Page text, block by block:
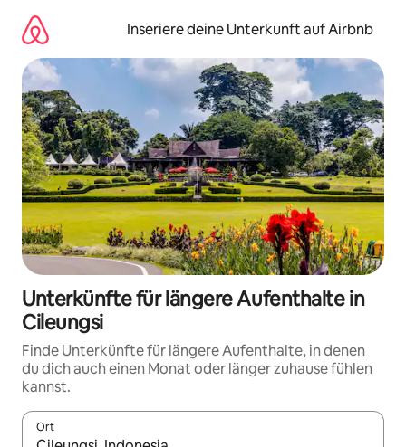
Inhalten
springen
Inseriere deine Unterkunft auf Airbnb
Unterkünfte für längere Aufenthalte in
Cileungsi
Finde Unterkünfte für längere Aufenthalte, in denen
du dich auch einen Monat oder länger zuhause fühlen
kannst.
Ort
Wenn Ergebnisse verfügbar sind, navigiere mit den